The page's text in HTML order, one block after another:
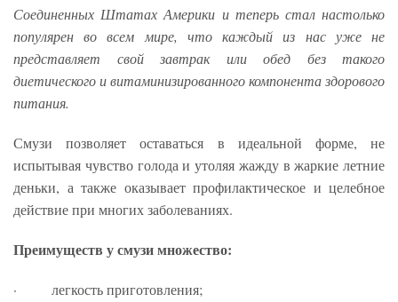
Соединенных Штатах Америки и теперь стал настолько
популярен во всем мире, что каждый из нас уже не
представляет свой завтрак или обед без такого
диетического и витаминизированного компонента здорового
питания.
Смузи позволяет оставаться в идеальной форме, не
испытывая чувство голода и утоляя жажду в жаркие летние
деньки, а также оказывает профилактическое и целебное
действие при многих заболеваниях.
Преимуществ у смузи множество:
· легкость приготовления;